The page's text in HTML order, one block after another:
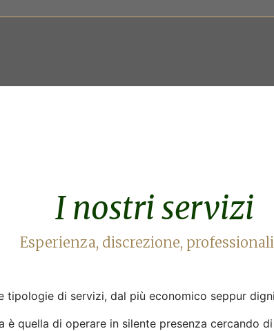
I nostri servizi
Esperienza, discrezione,
tipologie di servizi, dal più economico seppur
è quella di operare in silente presenza cercando